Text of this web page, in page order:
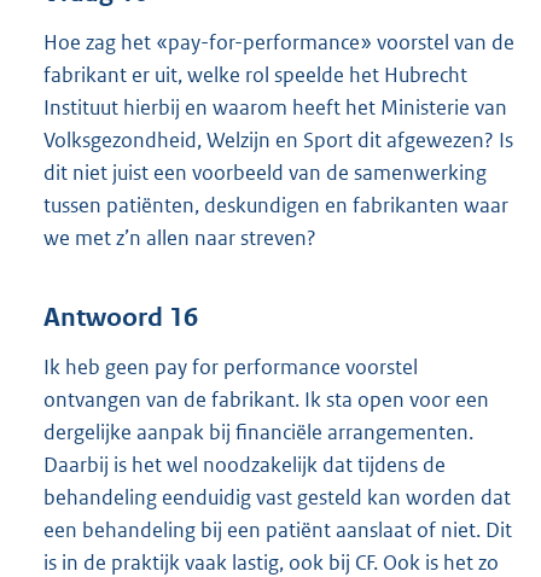
Hoe zag het «pay-for-performance» voorstel van de
fabrikant er uit, welke rol speelde het Hubrecht
Instituut hierbij en waarom heeft het Ministerie van
Volksgezondheid, Welzijn en Sport dit afgewezen? Is
dit niet juist een voorbeeld van de samenwerking
tussen patiënten, deskundigen en fabrikanten waar
we met z’n allen naar streven?
Antwoord 16
Ik heb geen pay for performance voorstel
ontvangen van de fabrikant. Ik sta open voor een
dergelijke aanpak bij financiële arrangementen.
Daarbij is het wel noodzakelijk dat tijdens de
behandeling eenduidig vast gesteld kan worden dat
een behandeling bij een patiënt aanslaat of niet. Dit
is in de praktijk vaak lastig, ook bij CF. Ook is het zo